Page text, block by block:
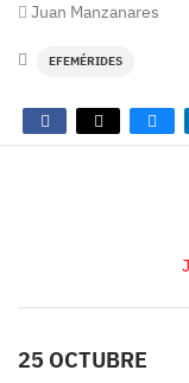
Juan Manzanares
EFEMÉRIDES
25 OCTUBRE